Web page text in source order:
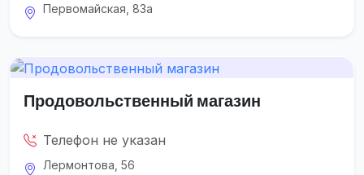
Первомайская, 83а
Продовольственный магазин
Телефон не указан
Лермонтова, 56